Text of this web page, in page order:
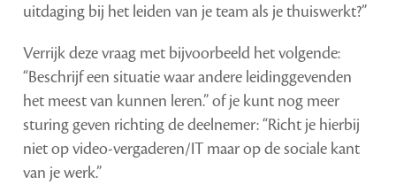
uitdaging bij het leiden van je team als je thuiswerkt?”
Verrijk deze vraag met bijvoorbeeld het volgende:
“Beschrijf een situatie waar andere leidinggevenden
het meest van kunnen leren.” of je kunt nog meer
sturing geven richting de deelnemer: “Richt je hierbij
niet op video-vergaderen/IT maar op de sociale kant
van je werk.”